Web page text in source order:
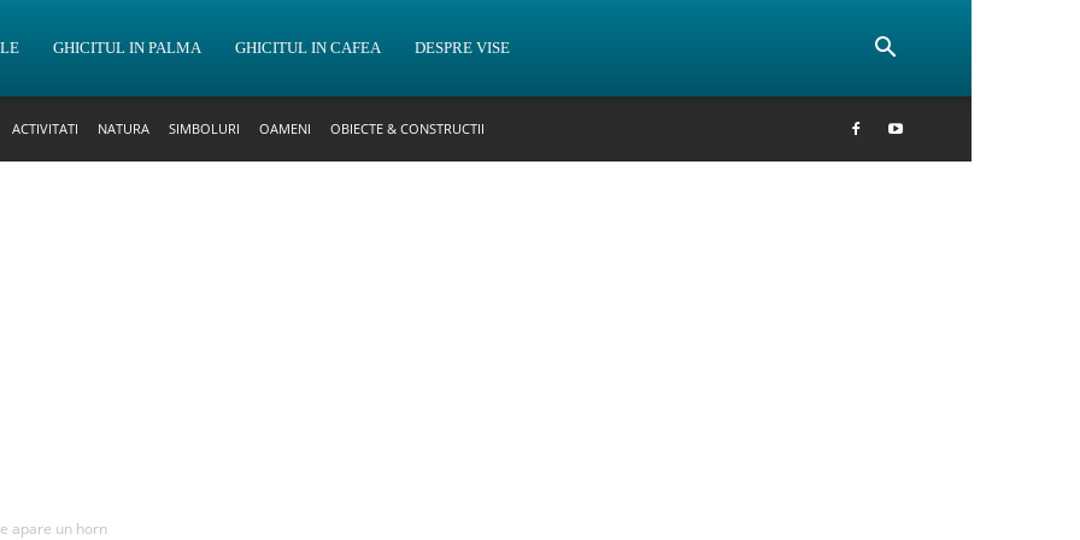
GHICITUL IN PALMA GHICITUL IN CAFEA DESPRE VISE
ACTIVITATI NATURA SIMBOLURI OAMENI OBIECTE & CONSTRUCTII
apare un horn